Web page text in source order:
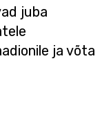
juba
ja võta